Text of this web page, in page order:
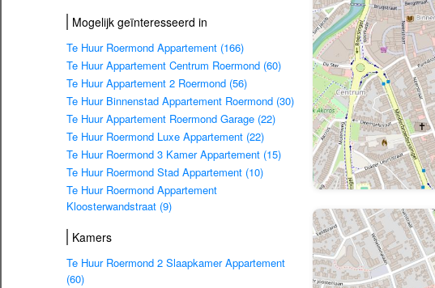
Mogelijk geïnteresseerd in
Te Huur Roermond Appartement (166)
Te Huur Appartement Centrum Roermond (60)
Te Huur Appartement 2 Roermond (56)
Te Huur Binnenstad Appartement Roermond (30)
Te Huur Appartement Roermond Garage (22)
Te Huur Roermond Luxe Appartement (22)
Te Huur Roermond 3 Kamer Appartement (15)
Te Huur Roermond Stad Appartement (10)
Te Huur Roermond Appartement
Kloosterwandstraat (9)
Kamers
Te Huur Roermond 2 Slaapkamer Appartement
(60)